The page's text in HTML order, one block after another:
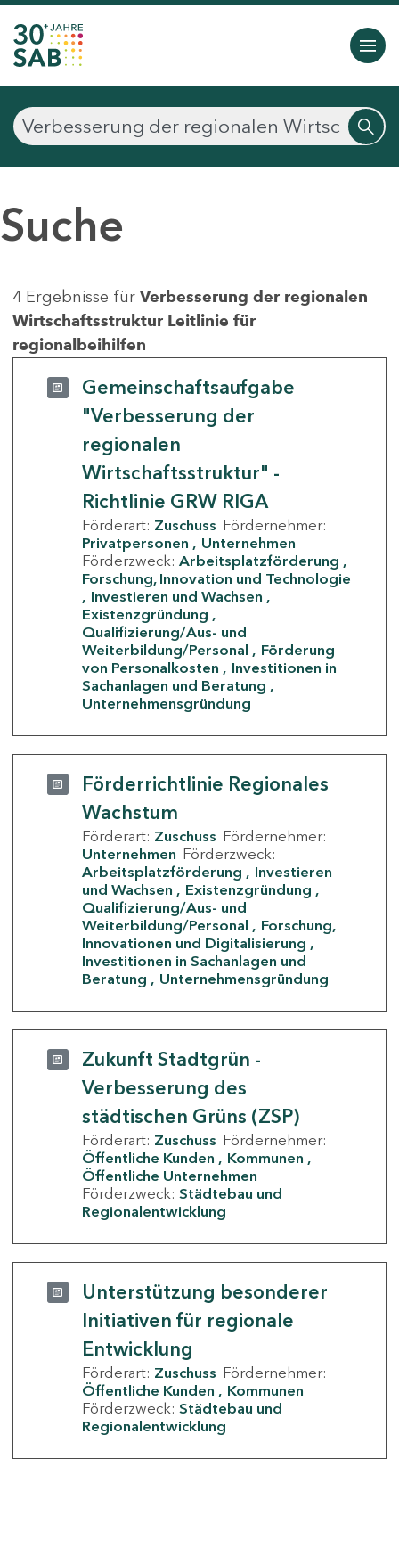
Suche
4 Ergebnisse für Verbesserung der regionalen
Wirtschaftsstruktur Leitlinie für
regionalbeihilfen
Gemeinschaftsaufgabe
"Verbesserung der
regionalen
Wirtschaftsstruktur" -
Richtlinie GRW RIGA
Förderart: Zuschuss Fördernehmer:
Privatpersonen
Unternehmen
Förderzweck: Arbeitsplatzförderung
Forschung, Innovation und Technologie
Investieren und Wachsen
Existenzgründung
Qualifizierung/Aus- und
Weiterbildung/Personal
Förderung
von Personalkosten
Investitionen in
Sachanlagen und Beratung
Unternehmensgründung
Förderrichtlinie Regionales
Wachstum
Förderart: Zuschuss Fördernehmer:
Unternehmen Förderzweck:
Arbeitsplatzförderung
Investieren
und Wachsen
Existenzgründung
Qualifizierung/Aus- und
Weiterbildung/Personal
Forschung,
Innovationen und Digitalisierung
Investitionen in Sachanlagen und
Beratung
Unternehmensgründung
Zukunft Stadtgrün -
Verbesserung des
städtischen Grüns (ZSP)
Förderart: Zuschuss Fördernehmer:
Öffentliche Kunden
Kommunen
Öffentliche Unternehmen
Förderzweck: Städtebau und
Regionalentwicklung
Unterstützung besonderer
Initiativen für regionale
Entwicklung
Förderart: Zuschuss Fördernehmer:
Öffentliche Kunden
Kommunen
Förderzweck: Städtebau und
Regionalentwicklung